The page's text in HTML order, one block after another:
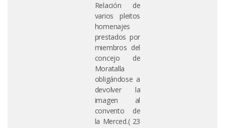
Relación de
varios pleitos
homenajes
prestados por
miembros del
concejo de
Moratalla
obligándose a
devolver la
imagen al
convento de
la Merced.( 23